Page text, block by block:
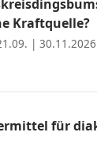
Kraftquelle?
|
für